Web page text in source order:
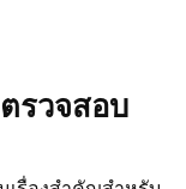
รวจสอบ